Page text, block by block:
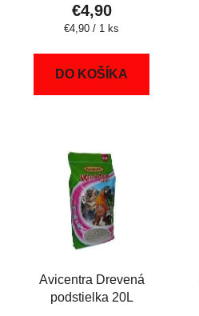
€4,90
Jednotková
€4,90 / 1 ks
DO KOŠÍKA
Avicentra Drevená
podstielka 20L